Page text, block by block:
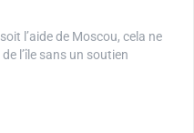
l’aide de Moscou, cela ne
l’île sans un soutien